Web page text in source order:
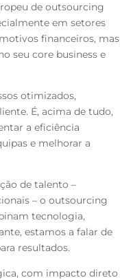
de outsourcing
em setores
financeiros, mas
seu core business e
otimizados,
É, acima de tudo,
a eficiência
e melhorar a
de talento –
– o outsourcing
tecnologia,
estamos a falar de
resultados.
com impacto direto